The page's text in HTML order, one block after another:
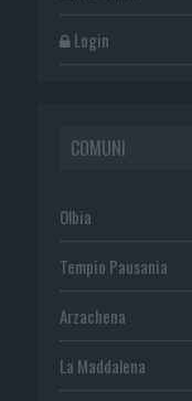
Login
COMUNI
Olbia
Tempio Pausania
Arzachena
La Maddalena